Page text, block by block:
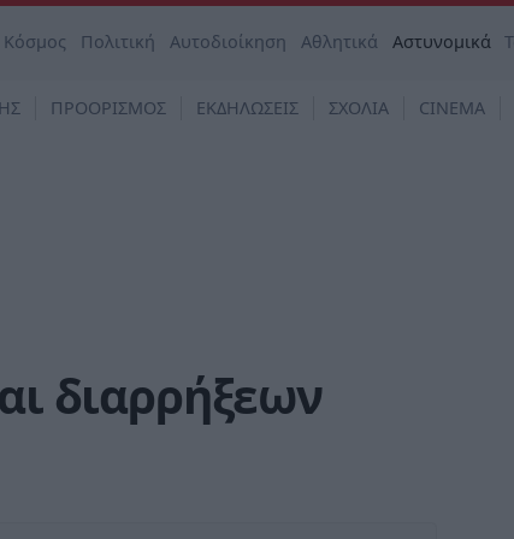
Κόσμος Πολιτική Αυτοδιοίκηση Αθλητικά Αστυνομικά
ΠΡΟΟΡΙΣΜΟΣ ΕΚΔΗΛΩΣΕΙΣ ΣΧΟΛΙΑ CINEMA
διαρρήξεων